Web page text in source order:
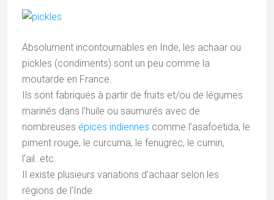
Absolument incontournables en Inde, les achaar ou
pickles (condiments) sont un peu comme la
moutarde en France.
Ils sont fabriqués à partir de fruits et/ou de légumes
marinés dans l’huile ou saumurés avec de
nombreuses épices indiennes comme l’asafoetida, le
piment rouge, le curcuma, le fenugrec, le cumin,
l’ail..etc.
Il existe plusieurs variations d’achaar selon les
régions de l’Inde.